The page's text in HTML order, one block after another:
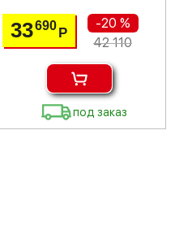
33690 Р
-20 %
42 110
под заказ